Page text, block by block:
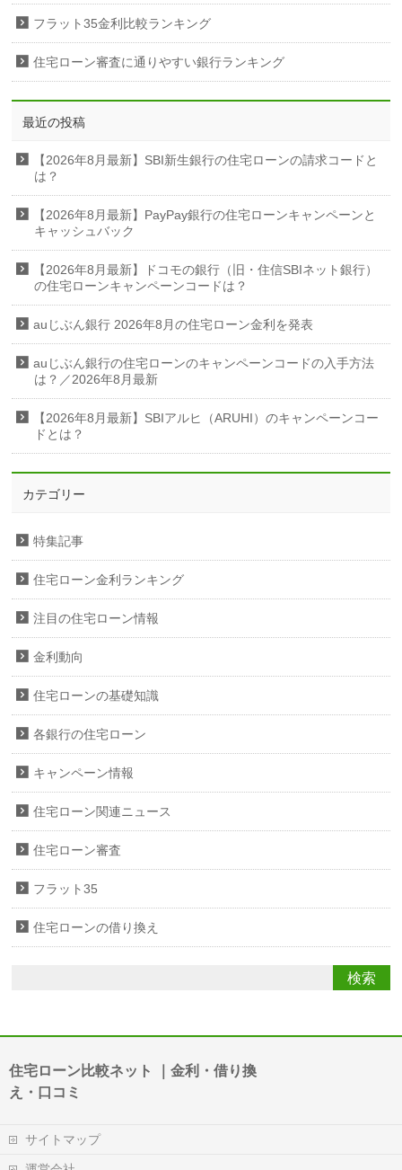
フラット35金利比較ランキング
住宅ローン審査に通りやすい銀行ランキング
最近の投稿
【2026年8月最新】SBI新生銀行の住宅ローンの請求コードと
は？
【2026年8月最新】PayPay銀行の住宅ローンキャンペーンと
キャッシュバック
【2026年8月最新】ドコモの銀行（旧・住信SBIネット銀行）
の住宅ローンキャンペーンコードは？
auじぶん銀行 2026年8月の住宅ローン金利を発表
auじぶん銀行の住宅ローンのキャンペーンコードの入手方法
は？／2026年8月最新
【2026年8月最新】SBIアルヒ（ARUHI）のキャンペーンコー
ドとは？
カテゴリー
特集記事
住宅ローン金利ランキング
注目の住宅ローン情報
金利動向
住宅ローンの基礎知識
各銀行の住宅ローン
キャンペーン情報
住宅ローン関連ニュース
住宅ローン審査
フラット35
住宅ローンの借り換え
住宅ローン比較ネット ｜金利・借り換
え・口コミ
サイトマップ